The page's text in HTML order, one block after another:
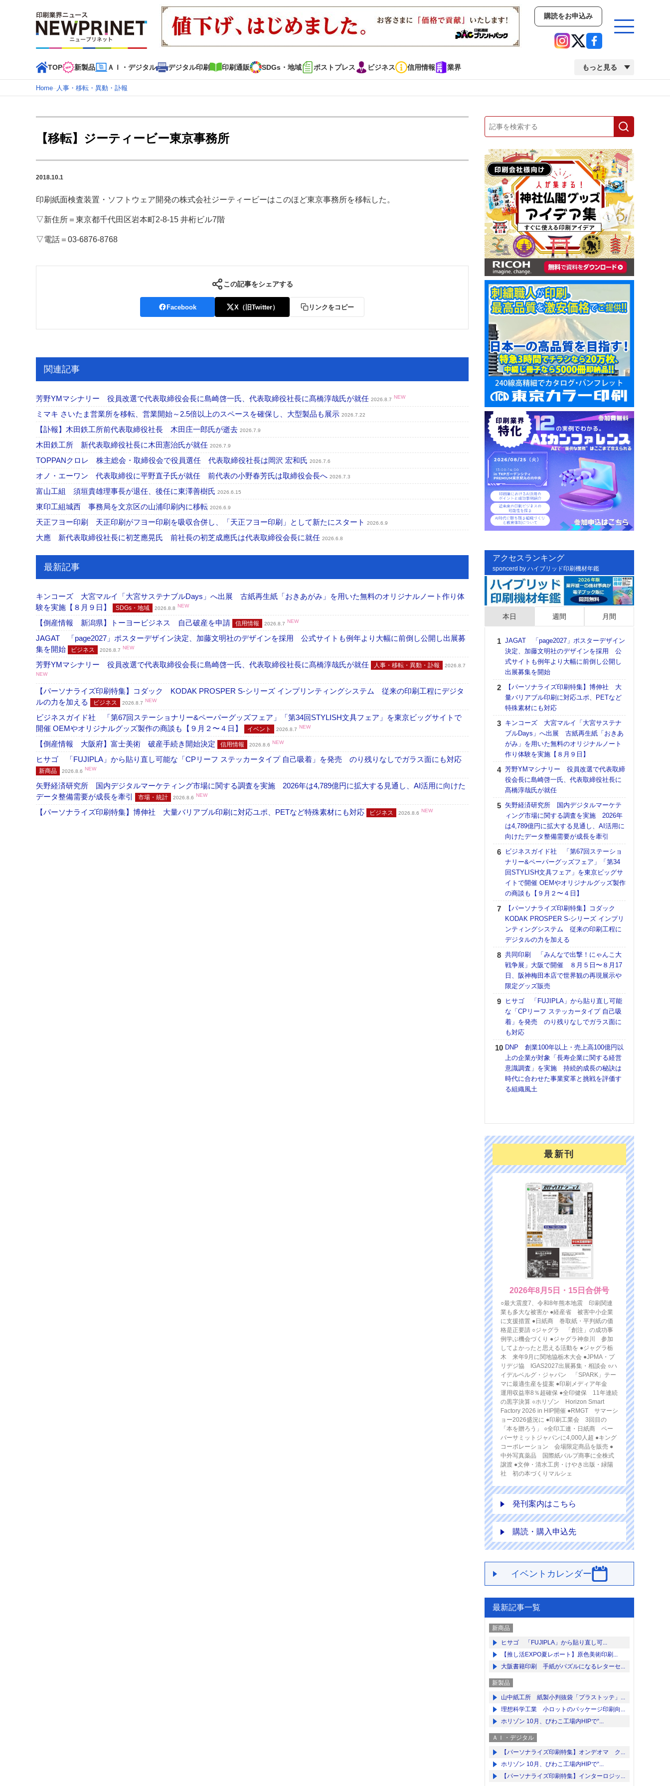
購読をお申込み
TOP 新製品 ＡＩ・デジタル デジタル印刷 印刷通販 SDGs・地域 ポストプレス ビジネス 信用情報 業界 もっと見る
イベント
インデックス
TOP 新着記事 特集記事 動画コンテンツ インタビュー コレクション
カテゴリー一覧
新商品 新製品 ＡＩ・デジタル デジタル印刷 印刷通販 SDGs・地域 ポストプレス ビジネス イベント 信用情報 業界 市場・統計 人事・移転・異動・訃報
特集記事カテゴリー一覧
2022 見える化・MIS特集 特集・デジタル印刷 アイデアで勝負！ ～多様なビジネス・多彩な商材～ JAPAN PACK 2023 特集 中古印刷機・製本機特集
2022 検査・校正特集
特集・デジタル印刷 ～ 新成長軌道を描く
案内
購読・購入申し込み サイトポリシー お問い合わせ
Home– 人事・移転・異動・訃報
【移転】ジーティービー東京事務所
2018.10.1
印刷紙面検査装置・ソフトウェア開発の株式会社ジーティービーはこのほど東京事務所を移転した。
▽新住所＝東京都千代田区岩本町2-8-15 井桁ビル7階
▽電話＝03-6876-8768
この記事をシェアする
Facebook X（旧Twitter） リンクをコピー
関連記事
芳野YMマシナリー 役員改選で代表取締役会長に島崎啓一氏、代表取締役社長に髙橋淳哉氏が就任 2026.8.7 NEW
ミマキ さいたま営業所を移転、営業開始～2.5倍以上のスペースを確保し、大型製品も展示 2026.7.22
【訃報】木田鉄工所前代表取締役社長 木田庄一郎氏が逝去 2026.7.9
木田鉄工所 新代表取締役社長に木田憲治氏が就任 2026.7.9
TOPPANクロレ 株主総会・取締役会で役員選任 代表取締役社長は岡沢 宏和氏 2026.7.6
オノ・エーワン 代表取締役に平野直子氏が就任 前代表の小野春芳氏は取締役会長へ 2026.7.3
富山工組 須垣貴雄理事長が退任、後任に東澤善樹氏 2026.6.15
東印工組城西 事務局を文京区の山浦印刷内に移転 2026.6.9
天正フヨー印刷 天正印刷がフヨー印刷を吸収合併し、「天正フヨー印刷」として新たにスタート 2026.6.9
大應 新代表取締役社長に初芝應晃氏 前社長の初芝成應氏は代表取締役会長に就任 2026.6.8
最新記事
キンコーズ 大宮マルイ「大宮サステナブルDays」へ出展 古紙再生紙「おきあがみ」を用いた無料のオリジナルノート作り体
験を実施【８月９日】
SDGs・地域 2026.8.8 NEW
【倒産情報 新潟県】トーヨービジネス 自己破産を申請 信用情報 2026.8.7 NEW
JAGAT 「page2027」ポスターデザイン決定、加藤文明社のデザインを採用 公式サイトも例年より大幅に前倒し公開し出展募
集を開始
ビジネス 2026.8.7 NEW
芳野YMマシナリー 役員改選で代表取締役会長に島崎啓一氏、代表取締役社長に髙橋淳哉氏が就任 人事・移転・異動・訃報
2026.8.7
NEW
【パーソナライズ印刷特集】コダック KODAK PROSPER S-シリーズ インプリンティングシステム 従来の印刷工程にデジタ
ルの力を加える
ビジネス 2026.8.7 NEW
ビジネスガイド社 「第67回ステーショナリー&ペーパーグッズフェア」「第34回STYLISH文具フェア」を東京ビッグサイトで
開催 OEMやオリジナルグッズ製作の商談も【９月２〜４日】
イベント 2026.8.7 NEW
【倒産情報 大阪府】富士美術 破産手続き開始決定 信用情報 2026.8.6 NEW
ヒサゴ 「FUJIPLA」から貼り直し可能な「CPリーフ ステッカータイプ 自己吸着」を発売 のり残りなしでガラス面にも対応
新商品 2026.8.6 NEW
矢野経済研究所 国内デジタルマーケティング市場に関する調査を実施 2026年は4,789億円に拡大する見通し、AI活用に向けた
データ整備需要が成長を牽引
市場・統計 2026.8.6 NEW
【パーソナライズ印刷特集】博伸社 大量バリアブル印刷に対応ユポ、PETなど特殊素材にも対応 ビジネス 2026.8.6 NEW
アクセスランキング
sponcerd by ハイブリッド印刷機材年鑑
本日 週間 月間
JAGAT 「page2027」ポスターデザイン
決定、加藤文明社のデザインを採用 公
式サイトも例年より大幅に前倒し公開し
出展募集を開始
【パーソナライズ印刷特集】博伸社 大
量バリアブル印刷に対応ユポ、PETなど
特殊素材にも対応
キンコーズ 大宮マルイ「大宮サステナ
ブルDays」へ出展 古紙再生紙「おきあ
がみ」を用いた無料のオリジナルノート
作り体験を実施【８月９日】
芳野YMマシナリー 役員改選で代表取締
役会長に島崎啓一氏、代表取締役社長に
髙橋淳哉氏が就任
矢野経済研究所 国内デジタルマーケテ
ィング市場に関する調査を実施 2026年
は4,789億円に拡大する見通し、AI活用に
向けたデータ整備需要が成長を牽引
ビジネスガイド社 「第67回ステーショ
ナリー&ペーパーグッズフェア」「第34
回STYLISH文具フェア」を東京ビッグサ
イトで開催 OEMやオリジナルグッズ製作
の商談も【９月２〜４日】
【パーソナライズ印刷特集】コダック
KODAK PROSPER S-シリーズ インプリ
ンティングシステム 従来の印刷工程に
デジタルの力を加える
共同印刷 「みんなで出撃！にゃんこ大
戦争展」大阪で開催 ８月５日〜８月17
日、阪神梅田本店で世界観の再現展示や
限定グッズ販売
ヒサゴ 「FUJIPLA」から貼り直し可能
な「CPリーフ ステッカータイプ 自己吸
着」を発売 のり残りなしでガラス面に
も対応
DNP 創業100年以上・売上高100億円以
上の企業が対象「長寿企業に関する経営
意識調査」を実施 持続的成長の秘訣は
時代に合わせた事業変革と挑戦を評価す
る組織風土
最新刊
2026年8月5日・15日合併号
○最大震度7、令和8年熊本地震 印刷関連
業も多大な被害か ●経産省 被害中小企業
に支援措置 ●日紙商 巻取紙・平判紙の価
格是正要請 ○ジャグラ 「創注」の成功事
例学ぶ機会づくり ●ジャグラ神奈川 参加
してよかったと思える活動を ●ジャグラ栃
木 来年9月に関地協栃木大会 ●JPMA・プ
リデジ協 IGAS2027出展募集・相談会 ○ハ
イデルベルグ・ジャパン 「SPARK」テー
マに最適生産を提案 ●印刷メディア年金
運用収益率8％超確保 ●全印健保 11年連続
の黒字決算 ○ホリゾン Horizon Smart
Factory 2026 in HIP開催 ●RMGT サマーシ
ョー2026盛況に ●印刷工業会 3回目の
「本を贈ろう」 ○全印工連・日紙商 ペー
パーサミットジャパンに4,000人超 ●キング
コーポレーション 会場限定商品を販売 ●
中外写真薬品 国際紙パルプ商事に全株式
譲渡 ●文伸・清水工房・けやき出版・緑陽
社 初の本づくりマルシェ
発刊案内はこちら
購読・購入申込先
イベントカレンダー
最新記事一覧
新商品
ヒサゴ 「FUJIPLA」から貼り直し可...
【推し活EXPO夏レポート】原色美術印刷...
大阪書籍印刷 手紙がパズルになるレターセ...
新製品
山中紙工所 紙製小判抜袋「プラストッテ」...
理想科学工業 小ロットのパッケージ印刷向...
ホリゾン 10月、びわこ工場内HIPで“...
ＡＩ・デジタル
【パーソナライズ印刷特集】オンデオマ ク...
ホリゾン 10月、びわこ工場内HIPで“...
【パーソナライズ印刷特集】インターロジッ...